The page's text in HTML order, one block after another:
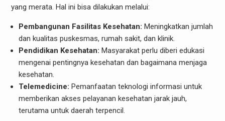
yang merata. Hal ini bisa dilakukan melalui:
Pembangunan Fasilitas Kesehatan: Meningkatkan jumlah
dan kualitas puskesmas, rumah sakit, dan klinik.
Pendidikan Kesehatan: Masyarakat perlu diberi edukasi
mengenai pentingnya kesehatan dan bagaimana menjaga
kesehatan.
Telemedicine: Pemanfaatan teknologi informasi untuk
memberikan akses pelayanan kesehatan jarak jauh,
terutama untuk daerah terpencil.